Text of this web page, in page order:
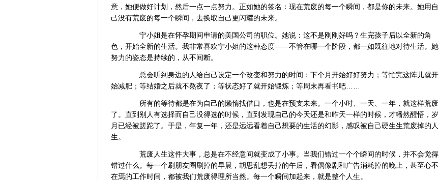
意，她便做好计划，然后一点一点努力。正如她的签名：现在荒废的每一个瞬间，都是你的未来。她用自
己没有荒废的每一个瞬间，去换取自己更闪耀的未来。
宁小姐是在怀孕期间申请的美国公司的职位。她说：这不是刚刚好吗？生完孩子后以全新的角
色，开始全新的生活。我非常喜欢宁小姐的这种态度——不管在哪一个阶段，都一如既往地对待生活。她
努力的姿态是持续的，从不间断。
总会听到身边的人给自己设定一个改变和努力的时间：下个月开始好好努力；等忙完这阵儿就开
始减肥；等结婚之后就不熬夜了；等状态好了就开始锻炼；等周末再看书吧……
所有的等待都是在为自己的懒惰找借口，也是在预支未来。一个小时、一天、一年，就这样荒废
了。直到别人有选择而自己没得选的时候，直到发现自己的今天还是和昨天一样的时候，才幡然醒悟，岁
月已经被蹉跎了。于是，年复一年，还是远远看着自己想要的生活的幻影，感叹被自己硬生生荒废掉的人
生。
荒废人生这件大事，总是在不经意间就变成了小事。当我们错过一个个瞬间的时候，并不会觉得
错过什么。每一个刷朋友圈刷掉的早晨，胡思乱想丢掉的午后，看偶像剧和广告消耗掉的晚上，甚至心不
在焉的工作时间，都被我们荒废得理所当然。每一个瞬间加起来，就是整个人生。